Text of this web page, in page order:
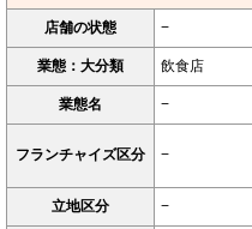
店舗の状態 −
業態：大分類 飲食店
業態名 −
フランチャイズ区分 −
立地区分 −